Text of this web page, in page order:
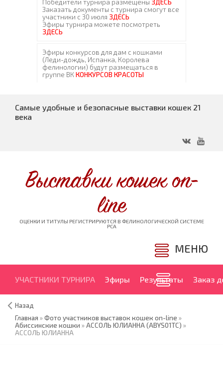
Самые удобные и безопасные выставки кошек 21
века
Выставки кошек on-
line
ОЦЕНКИ И ТИТУЛЫ РЕГИСТРИРУЮТСЯ В ФЕЛИНОЛОГИЧЕСКОЙ СИСТЕМЕ
PCA
МЕНЮ
УЧАСТНИКИ ТУРНИРА Эфиры Результаты Заказ
Назад
Главная »Фото участников выставок кошек on-line »
Абиссинские кошки »АССОЛЬ ЮЛИАННА (ABYS01TC) »
АССОЛЬ ЮЛИАННА